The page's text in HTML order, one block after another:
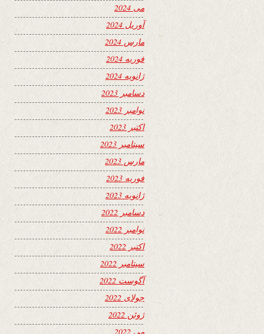
می 2024
آوریل 2024
مارس 2024
فوریه 2024
ژانویه 2024
دسامبر 2023
نوامبر 2023
اکتبر 2023
سپتامبر 2023
مارس 2023
فوریه 2023
ژانویه 2023
دسامبر 2022
نوامبر 2022
اکتبر 2022
سپتامبر 2022
آگوست 2022
جولای 2022
ژوئن 2022
می 2022